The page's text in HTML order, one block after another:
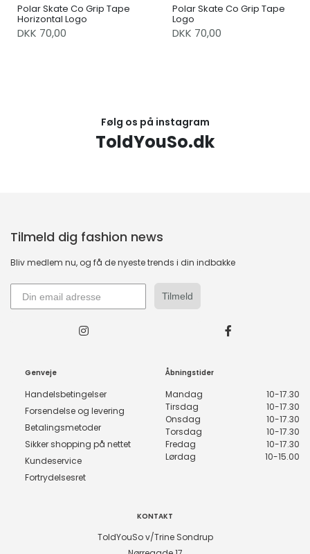
Polar Skate Co Grip Tape
Horizontal Logo
DKK 70,00
Polar Skate Co Grip Tape
Logo
DKK 70,00
Følg os på instagram
ToldYouSo.dk
Tilmeld dig fashion news
Bliv medlem nu, og få de nyeste trends i din indbakke
Tilmeld
Genveje
Handelsbetingelser
Forsendelse og levering
Betalingsmetoder
Sikker shopping på nettet
Kundeservice
Fortrydelsesret
Åbningstider
Mandag
10-17.30
Tirsdag
10-17.30
Onsdag
10-17.30
Torsdag
10-17.30
Fredag
10-17.30
Lørdag
10-15.00
KONTAKT
ToldYouSo v/Trine Sondrup